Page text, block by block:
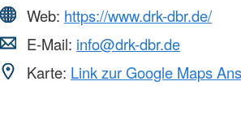
Web: https://www.drk-dbr.de/
E-Mail: info@drk-dbr.de
Karte: Link zur Google Maps